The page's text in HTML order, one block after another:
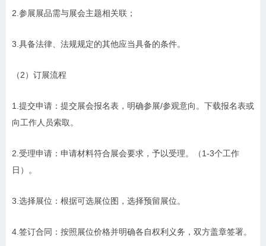
2.参展展品需与展会主题相关联；
3.具备法律、法规规定的其他应当具备的条件。
（2）订展流程
1.提交申请：提交展会报名表，明确参展/参观意向。下载报名表或
向工作人员索取。
2.受理申请：申请材料符合展会要求，予以受理。（1-3个工作
日）。
3.选择展位：根据可选展位图，选择预留展位。
4.签订合同：按照展位价格并明确各自权利义务，双方盖章签署。